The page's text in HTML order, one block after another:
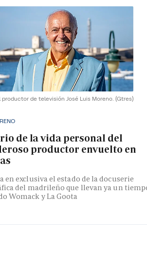
productor de televisión José Luis Moreno. (Gtres)
de la vida personal del
productor envuelto en
en exclusiva el estado de la docuserie
del madrileño que llevan ya un
Womack y La Goota